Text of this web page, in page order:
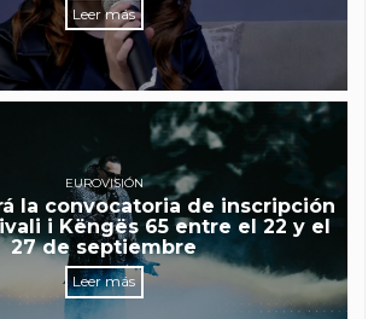
Leer más
EUROVISIÓN
la convocatoria de inscripción
i Këngës 65 entre el 22 y el
27 de septiembre
Leer más